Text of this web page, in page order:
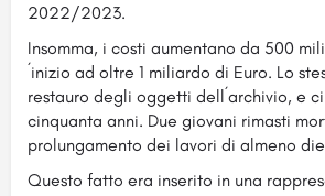
2022/2023.
Insomma, i costi aumentano da 500
´inizio ad oltre 1 miliardo di Euro. Lo
restauro degli oggetti dell´archivio, e
cinquanta anni. Due giovani rimasti
prolungamento dei lavori di almeno
Questo fatto era inserito in una